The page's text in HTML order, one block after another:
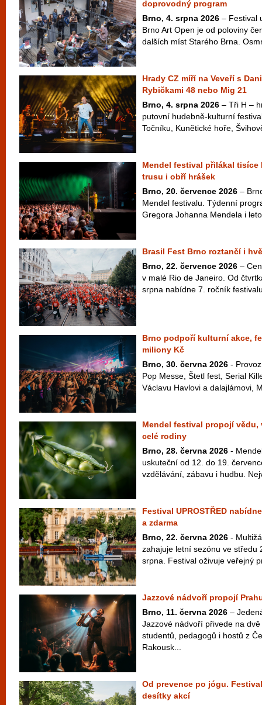
doprovodný program
Brno, 4. srpna 2026 – Festival
Brno Art Open je od poloviny
dalších míst Starého Brna.
Hrady CZ míří na Veveří s
Rybičkami 48 nebo Mig 21
Brno, 4. srpna 2026 – Tři H –
putovní hudebně-kulturní
Točníku, Kunětické hoře,
Mendel festival přilákal tisíce
trusu i obří hrášek
Brno, 20. července 2026 –
Mendel festivalu. Týdenní
Gregora Johanna Mendela i
Brasil Fest Brno roztančí i
Brno, 22. července 2026 –
v malé Rio de Janeiro. Od
srpna nabídne 7. ročník
Brno podpoří kulturní akce,
miliony Kč
Brno, 30. června 2026 -
Pop Messe, Štetl fest, Serial
Václavu Havlovi a dalajlámovi,
Mendel festival propojí vědu,
celé rodiny
Brno, 28. června 2026 -
uskuteční od 12. do 19.
vzdělávání, zábavu i hudbu.
Festival UPROSTŘED
a zdarma
Brno, 22. června 2026 -
zahajuje letní sezónu ve středu
srpna. Festival oživuje veřejný
Jazzové nádvoří propojí
Brno, 11. června 2026 –
Jazzové nádvoří přivede na
studentů, pedagogů i hostů z
Rakousk...
Od prevence po jógu.
desítky akcí